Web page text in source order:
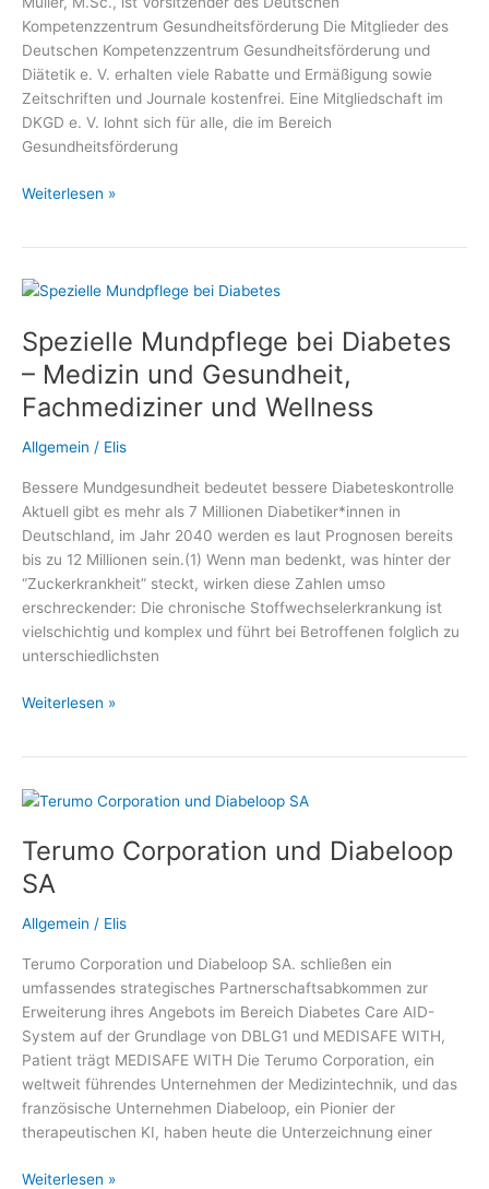
Kompetenzzentrum Gesundheitsförderung Die Mitglieder des
Deutschen Kompetenzzentrum Gesundheitsförderung und
Diätetik e. V. erhalten viele Rabatte und Ermäßigung sowie
Zeitschriften und Journale kostenfrei. Eine Mitgliedschaft im
DKGD e. V. lohnt sich für alle, die im Bereich
Gesundheitsförderung
Gratis,
und
für
Mitglieder
des
Deutschen
Gesundheitsförderung
und
Diätetik
e.
V.
Weiterlesen »
Spezielle Mundpflege bei Diabetes
– Medizin und Gesundheit,
Fachmediziner und Wellness
Allgemein / Elis
Bessere Mundgesundheit bedeutet bessere Diabeteskontrolle
Aktuell gibt es mehr als 7 Millionen Diabetiker*innen in
Deutschland, im Jahr 2040 werden es laut Prognosen bereits
bis zu 12 Millionen sein.(1) Wenn man bedenkt, was hinter der
“Zuckerkrankheit” steckt, wirken diese Zahlen umso
erschreckender: Die chronische Stoffwechselerkrankung ist
vielschichtig und komplex und führt bei Betroffenen folglich zu
unterschiedlichsten
Spezielle
–
und
Gesundheit,
Fachmediziner
und
Weiterlesen »
Terumo Corporation und Diabeloop
SA
Allgemein / Elis
Terumo Corporation und Diabeloop SA. schließen ein
umfassendes strategisches Partnerschaftsabkommen zur
Erweiterung ihres Angebots im Bereich Diabetes Care AID-
System auf der Grundlage von DBLG1 und MEDISAFE WITH,
Patient trägt MEDISAFE WITH Die Terumo Corporation, ein
weltweit führendes Unternehmen der Medizintechnik, und das
französische Unternehmen Diabeloop, ein Pionier der
therapeutischen KI, haben heute die Unterzeichnung einer
Terumo
Weiterlesen »